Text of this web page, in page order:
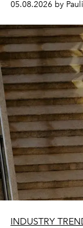
05.08.2026 by
INDUSTRY